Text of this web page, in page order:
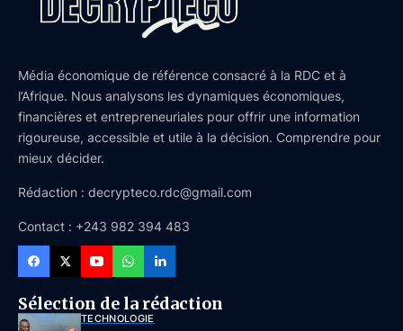
Média économique de référence consacré à la RDC et à
l’Afrique. Nous analysons les dynamiques économiques,
financières et entrepreneuriales pour offrir une information
rigoureuse, accessible et utile à la décision. Comprendre pour
mieux décider.
Rédaction : decrypteco.rdc@gmail.com
Contact : +243 982 394 483
Sélection de la rédaction
TECHNOLOGIE